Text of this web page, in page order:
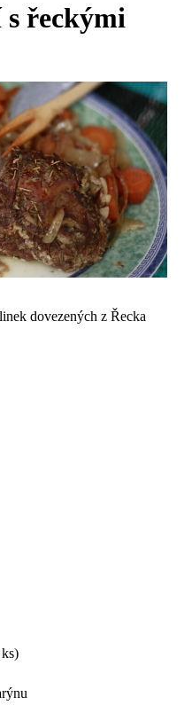
s řeckými
dovezených z Řecka